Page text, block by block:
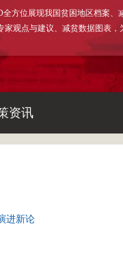
全方位展现我国贫困地区档案
家观点与建议、减贫数据图表
资讯
进新论